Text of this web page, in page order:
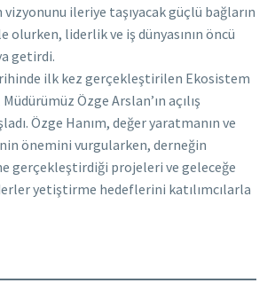
ileriye taşıyacak güçlü bağların
olurken, liderlik ve iş dünyasının öncü
getirdi.
ilk kez gerçekleştirilen Ekosistem
Özge Arslan’ın açılış
Özge Hanım, değer yaratmanın ve
önemini vurgularken, derneğin
gerçekleştirdiği projeleri ve geleceğe
yetiştirme hedeflerini katılımcılarla